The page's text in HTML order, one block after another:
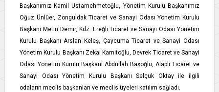
Başkanımız Kamil Ustamehmetoğlu, Yönetim Kurulu Başkanımız
Oğuz Ünlüer, Zonguldak Ticaret ve Sanayi Odası Yönetim Kurulu
Başkanı Metin Demir, Kdz. Ereğli Ticaret ve Sanayi Odası Yönetim
Kurulu Başkanı Arslan Keleş, Çaycuma Ticaret ve Sanayi Odası
Yönetim Kurulu Başkanı Zekai Kamitoğlu, Devrek Ticaret ve Sanayi
Odası Yönetim Kurulu Başkanı Abdullah Başoğlu, Alaplı Ticaret ve
Sanayi Odası Yönetim Kurulu Başkanı Selçuk Oktay ile ilgili
odaların meclis başkanları ve meclis üyeleri katılım sağladı.